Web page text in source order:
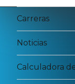
Carreras
Noticias
Calculadora